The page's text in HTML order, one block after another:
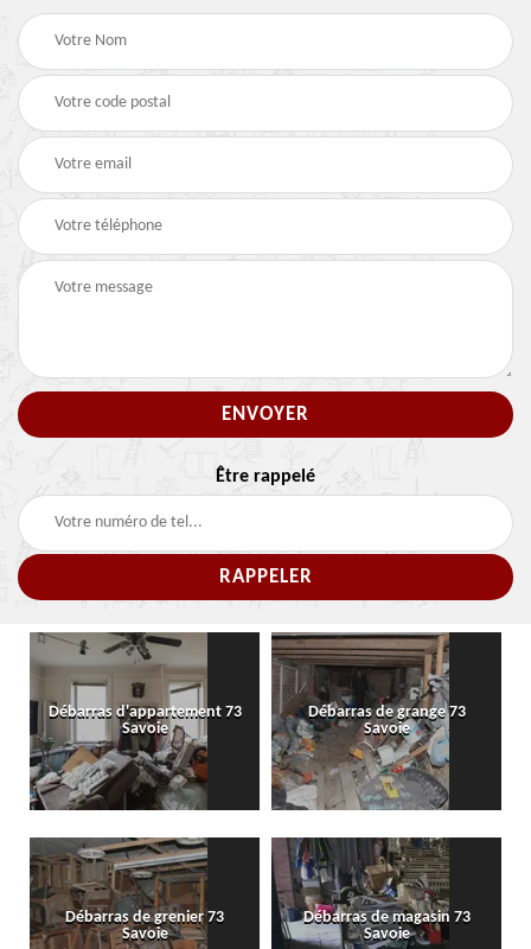
Être rappelé
Débarras d'appartement 73
Savoie
Débarras de grange 73
Savoie
Débarras de grenier 73
Savoie
Débarras de magasin 73
Savoie